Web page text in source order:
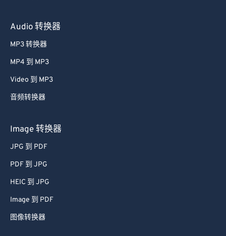
Audio 转换器
MP3 转换器
MP4 到 MP3
Video 到 MP3
音频转换器
Image 转换器
JPG 到 PDF
PDF 到 JPG
HEIC 到 JPG
Image 到 PDF
图像转换器